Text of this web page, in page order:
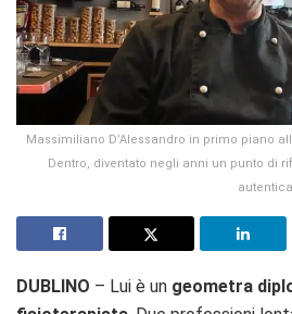
Massimiliano D’Alessandro in primo piano
Dentro, diventato negli anni un punto di
DUBLINO – Lui è un geometra